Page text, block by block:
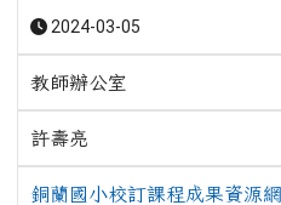
2024-03-05
教師辦公室
許壽亮
銅蘭國小校訂課程成果資源網